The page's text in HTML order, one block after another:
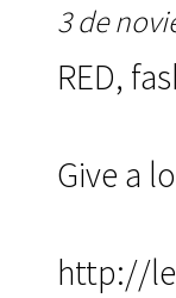
3 de
RED,
Give a
http://